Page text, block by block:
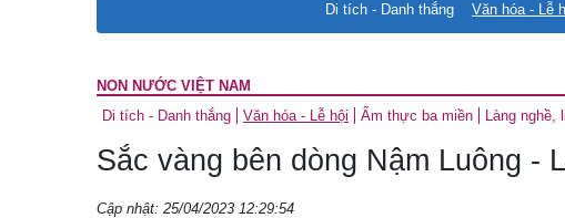
Di tích - Danh thắng Văn hóa - Lễ
NON NƯỚC VIỆT NAM
Di tích - Danh thắng
Văn hóa - Lễ hội Ẩm thực ba miền Làng nghề,
Sắc vàng bên dòng Nậm Luông -
Cập nhật: 25/04/2023 12:29:54